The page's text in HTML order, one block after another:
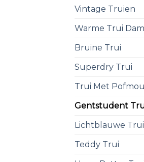
Vintage Truien
Warme Trui
Bruine Trui
Superdry Trui
Trui Met
Gentstudent
Lichtblauwe Trui
Teddy Trui